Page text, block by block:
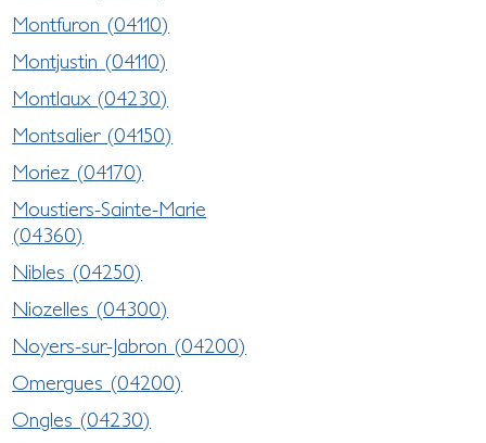
Montfuron (04110)
Montjustin (04110)
Montlaux (04230)
Montsalier (04150)
Moriez (04170)
Moustiers-Sainte-Marie
(04360)
Nibles (04250)
Niozelles (04300)
Noyers-sur-Jabron (04200)
Omergues (04200)
Ongles (04230)